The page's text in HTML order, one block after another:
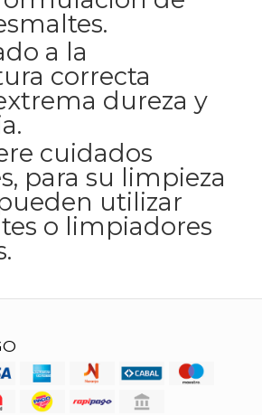
a la
correcta
dureza y
cuidados
para su limpieza
utilizar
o limpiadores